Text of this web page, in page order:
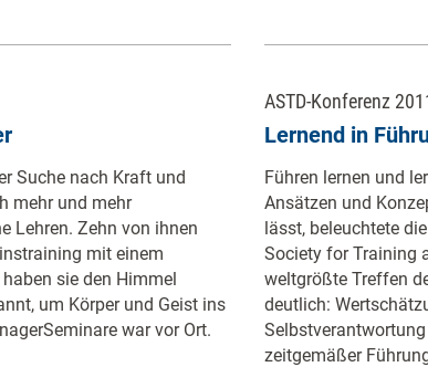
Suche nach Kraft und
mehr und mehr
Lehren. Zehn von ihnen
mit einem
sie den Himmel
um Körper und Geist ins
war vor Ort.
ASTD-Konferenz
Lernend in
Führen lernen und
Ansätzen und
lässt, beleuchtete
Society for Training
weltgrößte Treffen
deutlich:
zeitgemäßer